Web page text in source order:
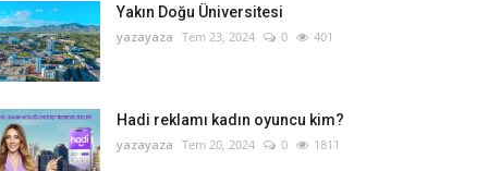
Yakın Doğu Üniversitesi
yazayaza Tem 23, 2024 0 401
Hadi reklamı kadın oyuncu kim?
yazayaza Tem 20, 2024 0 1811